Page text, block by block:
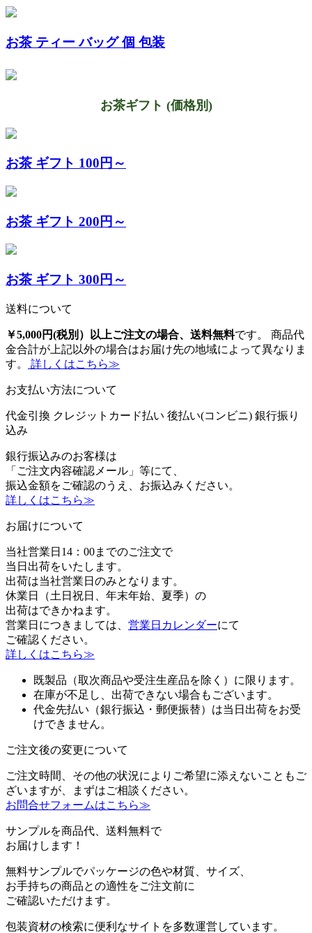
お茶 ティー バッグ 個 包装
お茶ギフト (価格別)
お茶 ギフト 100円～
お茶 ギフト 200円～
お茶 ギフト 300円～
送料について
￥5,000円(税別）以上ご注文の場合、送料無料です。 商品代
金合計が上記以外の場合はお届け先の地域によって異なりま
す。
詳しくはこちら≫
お支払い方法について
代金引換 クレジットカード払い 後払い(コンビニ) 銀行振り
込み
銀行振込みのお客様は
「ご注文内容確認メール」等にて、
振込金額をご確認のうえ、お振込みください。
詳しくはこちら≫
お届けについて
当社営業日14：00までのご注文で
当日出荷をいたします。
出荷は当社営業日のみとなります。
休業日（土日祝日、年末年始、夏季）の
出荷はできかねます。
営業日につきましては、 営業日カレンダーにて
ご確認ください。
詳しくはこちら≫
既製品（取次商品や受注生産品を除く）に限ります。
在庫が不足し、出荷できない場合もございます。
代金先払い（銀行振込・郵便振替）は当日出荷をお受
けできません。
ご注文後の変更について
ご注文時間、その他の状況によりご希望に添えないこともご
ざいますが、まずはご相談ください。
お問合せフォームはこちら≫
サンプルを商品代、送料無料で
お届けします！
無料サンプルでパッケージの色や材質、サイズ、
お手持ちの商品との適性をご注文前に
ご確認いただけます。
包装資材の検索に便利なサイトを多数運営しています。